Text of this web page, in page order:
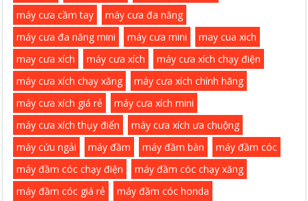
máy cưa cầm tay
máy cưa đa năng
máy cưa đa năng mini
máy cưa mini
may cua xich
may cưa xích
máy cưa xích
máy cưa xích chạy điện
máy cưa xích chạy xăng
máy cưa xích chính hãng
máy cưa xích giá rẻ
máy cưa xích mini
máy cưa xích thụy điển
máy cưa xích ưa chuộng
máy cứu ngải
máy đầm máy đầm bàn
máy đầm cóc
máy đầm cóc chạy điện
máy đầm cóc chạy xăng
máy đầm cóc giá rẻ
máy đầm cóc honda